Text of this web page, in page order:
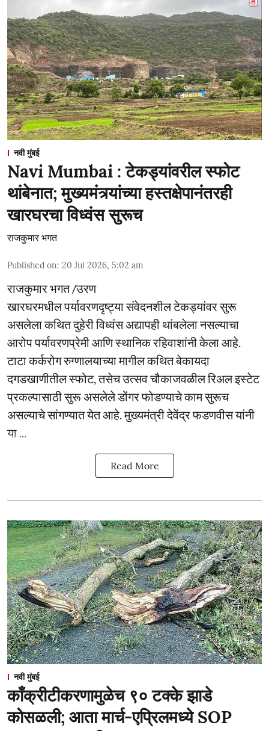
नवी मुंबई
Navi Mumbai : टेकड्यांवरील स्फोट
थांबेनात; मुख्यमंत्र्यांच्या हस्तक्षेपानंतरही
खारघरचा विध्वंस सुरूच
राजकुमार भगत
Published on: 20 Jul 2026, 5:02 am
राजकुमार भगत /उरण
खारघरमधील पर्यावरणदृष्ट्या संवेदनशील टेकड्यांवर सुरू
असलेला कथित दुहेरी विध्वंस अद्यापही थांबलेला नसल्याचा
आरोप पर्यावरणप्रेमी आणि स्थानिक रहिवाशांनी केला आहे.
टाटा कर्करोग रुग्णालयाच्या मागील कथित बेकायदा
दगडखाणीतील स्फोट, तसेच उत्सव चौकाजवळील रिअल इस्टेट
प्रकल्पासाठी सुरू असलेले डोंगर फोडण्याचे काम सुरूच
असल्याचे सांगण्यात येत आहे. मुख्यमंत्री देवेंद्र फडणवीस यांनी
या ...
Read More
नवी मुंबई
काँक्रीटीकरणामुळेच ९० टक्के झाडे
कोसळली; आता मार्च-एप्रिलमध्ये SOP